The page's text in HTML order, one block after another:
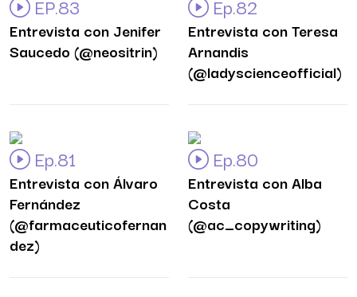
EP.83
Entrevista con Jenifer
Saucedo (@neositrin)
Ep.82
Entrevista con Teresa
Arnandis
(@ladyscienceofficial)
Ep.81
Entrevista con Álvaro
Fernández
(@farmaceuticofernan
dez)
Ep.80
Entrevista con Alba
Costa
(@ac_copywriting)